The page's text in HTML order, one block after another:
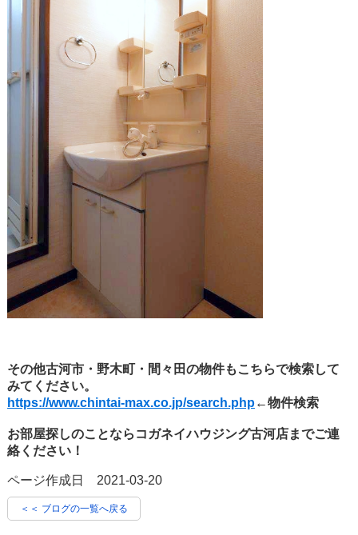
その他古河市・野木町・間々田の物件もこちらで検索して
みてください。
https://www.chintai-max.co.jp/search.php←物件検索
お部屋探しのことならコガネイハウジング古河店までご連
絡ください！
ページ作成日 2021-03-20
＜＜ ブログの一覧へ戻る